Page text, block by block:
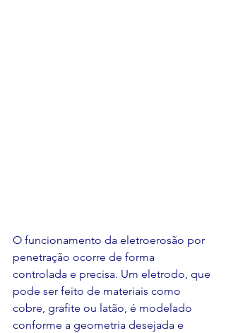
O funcionamento da eletroerosão por
penetração ocorre de forma
controlada e precisa. Um eletrodo, que
pode ser feito de materiais como
cobre, grafite ou latão, é modelado
conforme a geometria desejada e